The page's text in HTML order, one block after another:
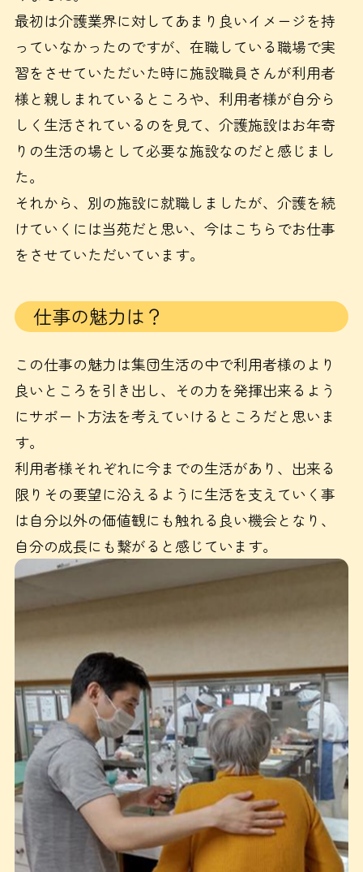
最初は介護業界に対してあまり良いイメージを持
っていなかったのですが、在職している職場で実
習をさせていただいた時に施設職員さんが利用者
様と親しまれているところや、利用者様が自分ら
しく生活されているのを見て、介護施設はお年寄
りの生活の場として必要な施設なのだと感じまし
た。
それから、別の施設に就職しましたが、介護を続
けていくには当苑だと思い、今はこちらでお仕事
をさせていただいています。
仕事の魅力は？
この仕事の魅力は集団生活の中で利用者様のより
良いところを引き出し、その力を発揮出来るよう
にサポート方法を考えていけるところだと思いま
す。
利用者様それぞれに今までの生活があり、出来る
限りその要望に沿えるように生活を支えていく事
は自分以外の価値観にも触れる良い機会となり、
自分の成長にも繋がると感じています。